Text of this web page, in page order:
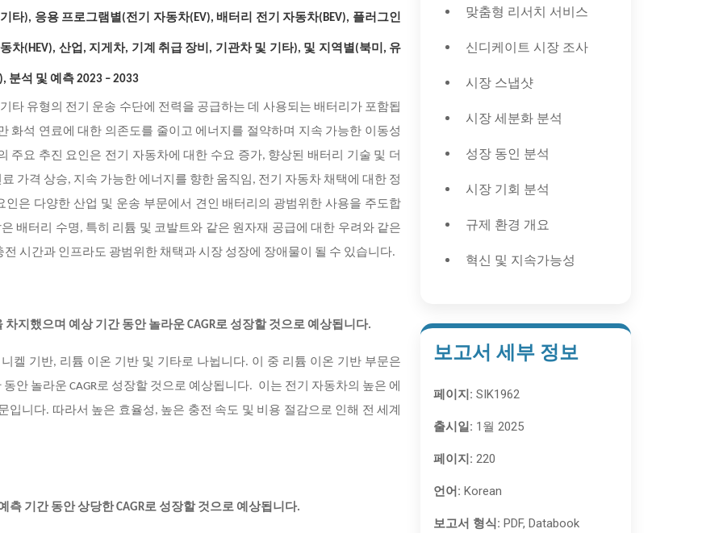
타), 응용 프로그램별(전기 자동차(EV), 배터리 전기 자동차(BEV), 플러그인
차(HEV), 산업, 지게차, 기계 취급 장비, 기관차 및 기타), 및 지역별(북미, 유
카), 분석 및 예측 2023 – 2033
타 유형의 전기 운송 수단에 전력을 공급하는 데 사용되는 배터리가 포함됩
화석 연료에 대한 의존도를 줄이고 에너지를 절약하며 지속 가능한 이동성
주요 추진 요인은 전기 자동차에 대한 수요 증가, 향상된 배터리 기술 및 더
가격 상승, 지속 가능한 에너지를 향한 움직임, 전기 자동차 채택에 대한 정
은 다양한 산업 및 운송 부문에서 견인 배터리의 광범위한 사용을 주도합
배터리 수명, 특히 리튬 및 코발트와 같은 원자재 공급에 대한 우려와 같은
시간과 인프라도 광범위한 채택과 시장 성장에 장애물이 될 수 있습니다.
지했으며 예상 기간 동안 놀라운 CAGR로 성장할 것으로 예상됩니다.
켈 기반, 리튬 이온 기반 및 기타로 나뉩니다. 이 중 리튬 이온 기반 부문은
안 놀라운 CAGR로 성장할 것으로 예상됩니다. 이는 전기 자동차의 높은 에
입니다. 따라서 높은 효율성, 높은 충전 속도 및 비용 절감으로 인해 전 세계
기간 동안 상당한 CAGR로 성장할 것으로 예상됩니다.
맞춤형 리서치 서비스
신디케이트 시장 조사
시장 스냅샷
시장 세분화 분석
성장 동인 분석
시장 기회 분석
규제 환경 개요
혁신 및 지속가능성
보고서 세부 정보
페이지: SIK1962
출시일: 1월 2025
페이지: 220
언어: Korean
보고서 형식: PDF, Databook